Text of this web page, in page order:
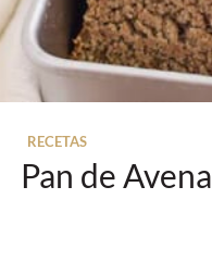
RECETAS
Pan de Avena